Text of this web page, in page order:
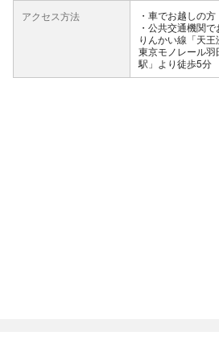
アクセス方法
車でお越しの方
公共交通機関で
りんかい線「天
東京モノレール
駅」より徒歩5分